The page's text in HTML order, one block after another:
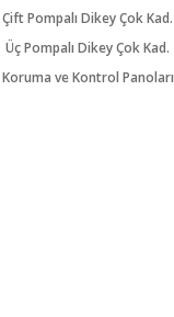
Çift Pompalı Dikey Çok Kad.
Üç Pompalı Dikey Çok Kad.
Koruma ve Kontrol Panoları